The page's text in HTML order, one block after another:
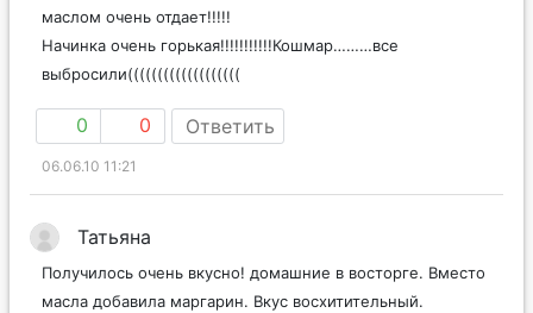
маслом очень отдает!!!!!
Начинка очень горькая!!!!!!!!!!!Кошмар………все
выбросили(((((((((((((((((((
0 0 Ответить
06.06.10 11:21
Татьяна
Получилось очень вкусно! домашние в восторге. Вместо
масла добавила маргарин. Вкус восхитительный.